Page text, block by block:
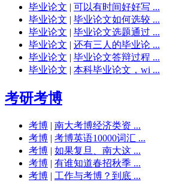
毕业论文 | 可以有时间好好写 ...
毕业论文 | 毕业论文如何选较 ...
毕业论文 | 毕业论文选题通过 ...
毕业论文 | 还有三人的毕业论 ...
毕业论文 | 毕业论文答辩过程 ...
毕业论文 | 本科毕业论文，wi ...
考研考博
考博 | 南大考博经济类资 ...
考博 | 考博英语10000词汇 ...
考博 | 如果复旦、南大这 ...
考博 | 有谁知道春招秋季 ...
考博 | 工作与考博？到底 ...